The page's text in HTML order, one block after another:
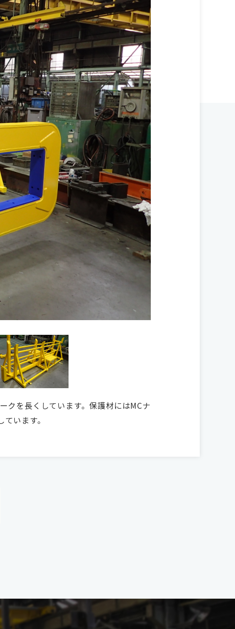
クを長くしています。保護材にはMCナ
います。